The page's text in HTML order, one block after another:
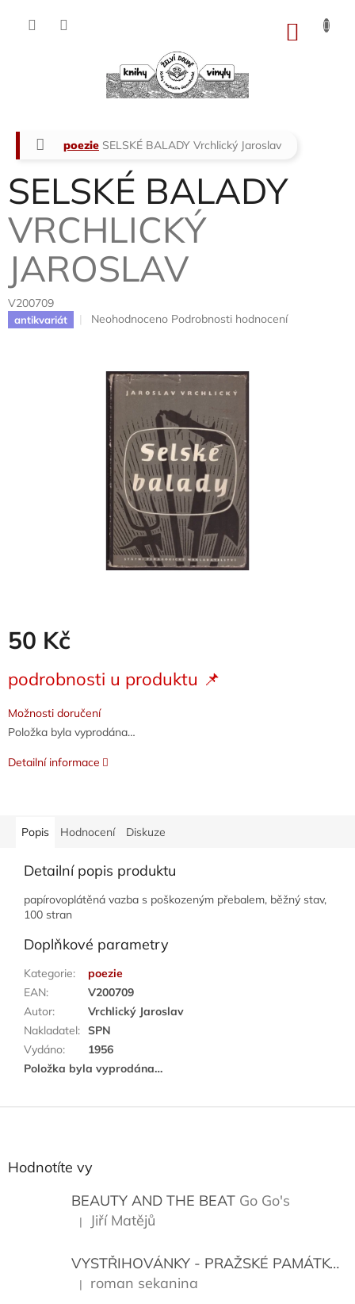
Domů
poezie SELSKÉ BALADY Vrchlický Jaroslav
SELSKÉ BALADY
VRCHLICKÝ
JAROSLAV
V200709
antikvariát
Průměrné
hvězdiček.
Neohodnoceno Podrobnosti hodnocení
50 Kč
cena:
podrobnosti u produktu 📌
Možnosti doručení
Položka byla vyprodána…
Detailní informace
Popis Hodnocení Diskuze
Detailní popis produktu
papírovoplátěná vazba s poškozeným přebalem, běžný stav,
100 stran
Doplňkové parametry
Kategorie:
poezie
EAN:
V200709
Autor:
Vrchlický Jaroslav
Nakladatel: SPN
Vydáno:
1956
Položka byla vyprodána…
Z
Hodnotíte vy
BEAUTY AND THE BEAT Go Go's
Hodnocení produktu je 5 z 5 hvězdiček.
| Jiří Matějů
VYSTŘIHOVÁNKY - PRAŽSKÉ PAMÁTKY
Hodnocení produktu je 5 z 5 hvězdiček.
| roman sekanina